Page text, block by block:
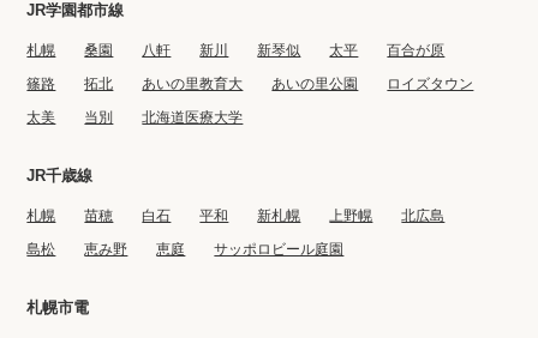
JR学園都市線
札幌 桑園 八軒 新川 新琴似 太平
百合が原
篠路
拓北 あいの里教育大 あいの里公園
ロイズタウン
太美
当別 北海道医療大学
JR千歳線
札幌 苗穂 白石 平和 新札幌 上野幌
北広島
島松
恵み野 恵庭 サッポロビール庭園
札幌市電